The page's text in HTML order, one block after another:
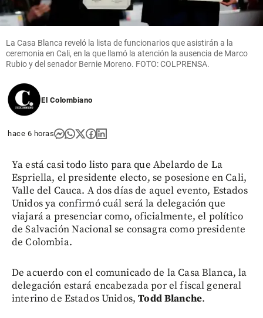
La Casa Blanca reveló la lista de funcionarios que asistirán a la
ceremonia en Cali, en la que llamó la atención la ausencia de Marco
Rubio y del senador Bernie Moreno. FOTO: COLPRENSA.
El Colombiano
hace 6 horas
Ya está casi todo listo para que Abelardo de La
Espriella, el presidente electo, se posesione en Cali,
Valle del Cauca. A dos días de aquel evento, Estados
Unidos ya confirmó cuál será la delegación que
viajará a presenciar como, oficialmente, el político
de Salvación Nacional se consagra como presidente
de Colombia.
De acuerdo con el comunicado de la Casa Blanca, la
delegación estará encabezada por el fiscal general
interino de Estados Unidos,Todd Blanche.